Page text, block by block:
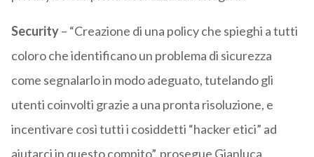
Security– “Creazione di una policy che spieghi a tutti
coloro che identificano un problema di sicurezza
come segnalarlo in modo adeguato, tutelando gli
utenti coinvolti grazie a una pronta risoluzione, e
incentivare così tutti i cosiddetti “hacker etici” ad
aiutarci in questo compito”, prosegue Gianluca